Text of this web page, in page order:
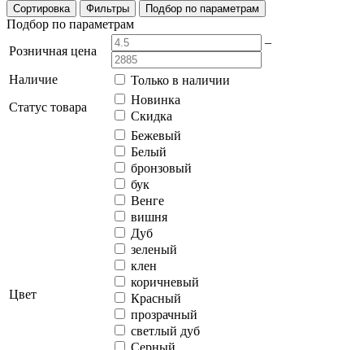
Сортировка Фильтры Подбор по параметрам
Подбор по параметрам
Розничная цена
–
Наличие
Только в наличии
Статус товара
Новинка
Скидка
Цвет
Бежевый
Белый
бронзовый
бук
Венге
вишня
Дуб
зеленый
клен
коричневый
Красный
прозрачный
светлый дуб
Серный